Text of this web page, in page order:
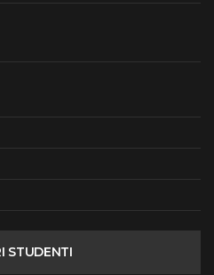
STUDENTI